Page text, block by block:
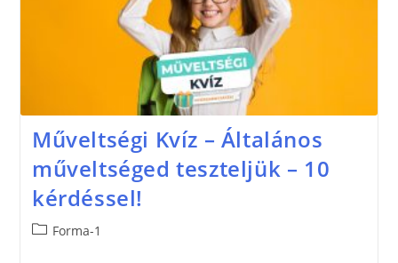
Műveltségi Kvíz – Általános
műveltséged teszteljük – 10
kérdéssel!
Forma-1